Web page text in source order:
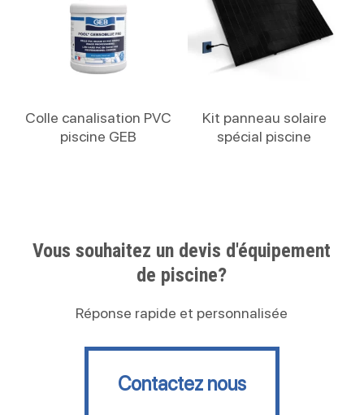
Colle canalisation PVC
piscine GEB
Kit panneau solaire
spécial piscine
Vous souhaitez un devis d'équipement
de piscine?
Réponse rapide et personnalisée
Contactez nous
Contactez nous